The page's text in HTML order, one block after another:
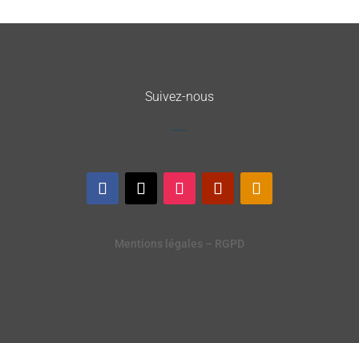
Suivez-nous
Mentions légales – RGPD